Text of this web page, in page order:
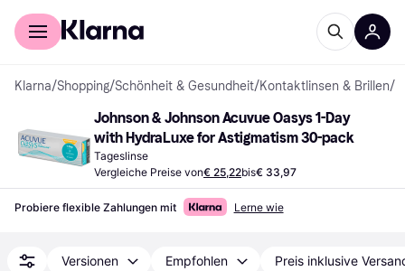
Für Shopper
Klarna/Shopping/Schönheit & Gesundheit/Kontaktlinsen & Brillen/
Johnson & Johnson Acuvue Oasys 1-Day
with HydraLuxe for Astigmatism 30-pack
Tageslinse
Vergleiche Preise von€ 25,22bis€ 33,97
Probiere flexible Zahlungen mit Lerne wie
Versionen Empfohlen Preis inklusive